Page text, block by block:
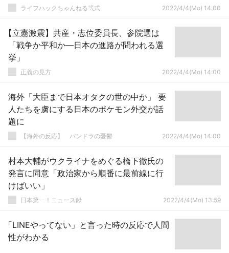
ライフハックちゃんねる弐式 2022/4/4(Mo) 14:00
【立憲激震】共産・志位委員長、参院選は
「戦争か平和か―日本の進路が問われる選
挙」
正義の見方 2022/4/4(Mo) 14:00
海外「大臣まで日本オタクの世の中か」 要
人たちを虜にする日本のポケモン外交が話
題に
【海外の反応】 パンドラの憂鬱 2022/4/4(Mo) 14:00
村本大輔がウクライナをめぐる橋下徹氏の
発言に同意「政治家から順番に最前線に行
けばいい」
日本第一！ニュース録 2022/4/4(Mo) 13:59
「LINEやってない」と言った時の反応で人間
性がわかる